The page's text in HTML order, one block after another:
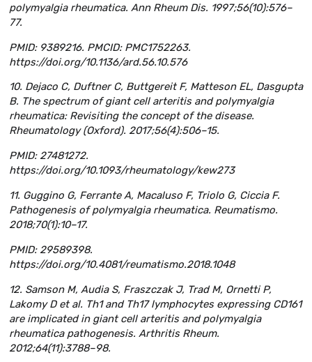
polymyalgia rheumatica. Ann Rheum Dis. 1997;56(10):576–
77.
PMID: 9389216. PMCID: PMC1752263.
https://doi.org/10.1136/ard.56.10.576
10. Dejaco C, Duftner C, Buttgereit F, Matteson EL, Dasgupta
B. The spectrum of giant cell arteritis and polymyalgia
rheumatica: Revisiting the concept of the disease.
Rheumatology (Oxford). 2017;56(4):506–15.
PMID: 27481272.
https://doi.org/10.1093/rheumatology/kew273
11. Guggino G, Ferrante A, Macaluso F, Triolo G, Ciccia F.
Pathogenesis of polymyalgia rheumatica. Reumatismo.
2018;70(1):10–17.
PMID: 29589398.
https://doi.org/10.4081/reumatismo.2018.1048
12. Samson M, Audia S, Fraszczak J, Trad M, Ornetti P,
Lakomy D et al. Th1 and Th17 lymphocytes expressing CD161
are implicated in giant cell arteritis and polymyalgia
rheumatica pathogenesis. Arthritis Rheum.
2012;64(11):3788–98.